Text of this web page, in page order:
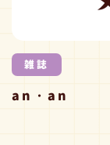
雑誌
an・an